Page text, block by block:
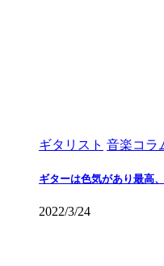
ギタリスト 音楽コラ
ギターは色気があり最高
2022/3/24